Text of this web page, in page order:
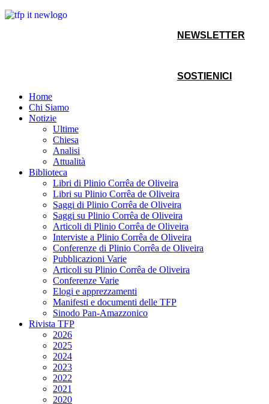
NEWSLETTER
SOSTIENICI
Home
Chi Siamo
Notizie
Ultime
Chiesa
Analisi
Attualità
Biblioteca
Libri di Plinio Corrêa de Oliveira
Libri su Plinio Corrêa de Oliveira
Saggi di Plinio Corrêa de Oliveira
Saggi su Plinio Corrêa de Oliveira
Articoli di Plinio Corrêa de Oliveira
Interviste a Plinio Corrêa de Oliveira
Conferenze di Plinio Corrêa de Oliveira
Pubblicazioni Varie
Articoli su Plinio Corrêa de Oliveira
Conferenze Varie
Elogi e apprezzamenti
Manifesti e documenti delle TFP
Sinodo Pan-Amazzonico
Rivista TFP
2026
2025
2024
2023
2022
2021
2020